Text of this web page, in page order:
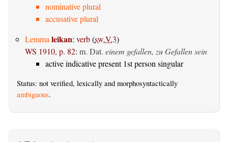
nominative plural
accusative plural
Lemma leikan: verb(sw.V.3)
WS 1910, p. 82: m. Dat. einem gefallen, zu Gefallen sein
active indicative present 1st person singular
Status: not verified, lexically and morphosyntactically
ambiguous.